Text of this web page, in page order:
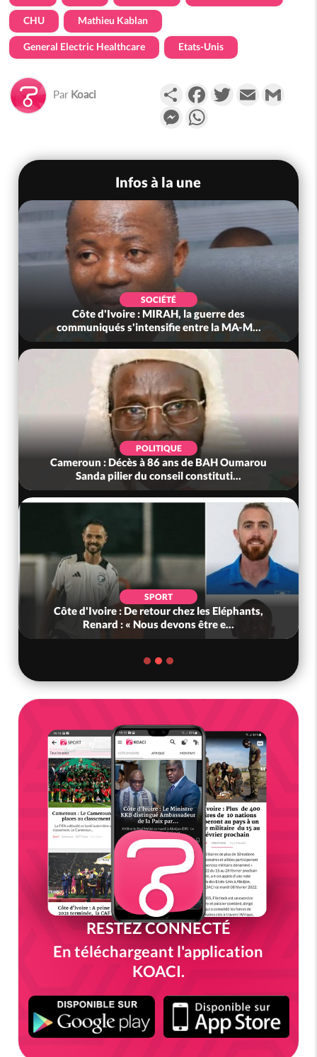
CHU Mathieu Kablan
General Electric Healthcare Etats-Unis
Par Koaci PartagerFacebookTwitterEmail
Messenger
Infos à la une
SOCIÉTÉ
Côte d'Ivoire : MIRAH, la guerre des
communiqués s'intensifie entre la MA-M...
POLITIQUE
Cameroun : Décès à 86 ans de BAH Oumarou
Sanda pilier du conseil constituti...
SPORT
Côte d'Ivoire : De retour chez les Eléphants,
Renard : « Nous devons être e...
RESTEZ CONNECTÉ
En téléchargeant l'application
KOACI.